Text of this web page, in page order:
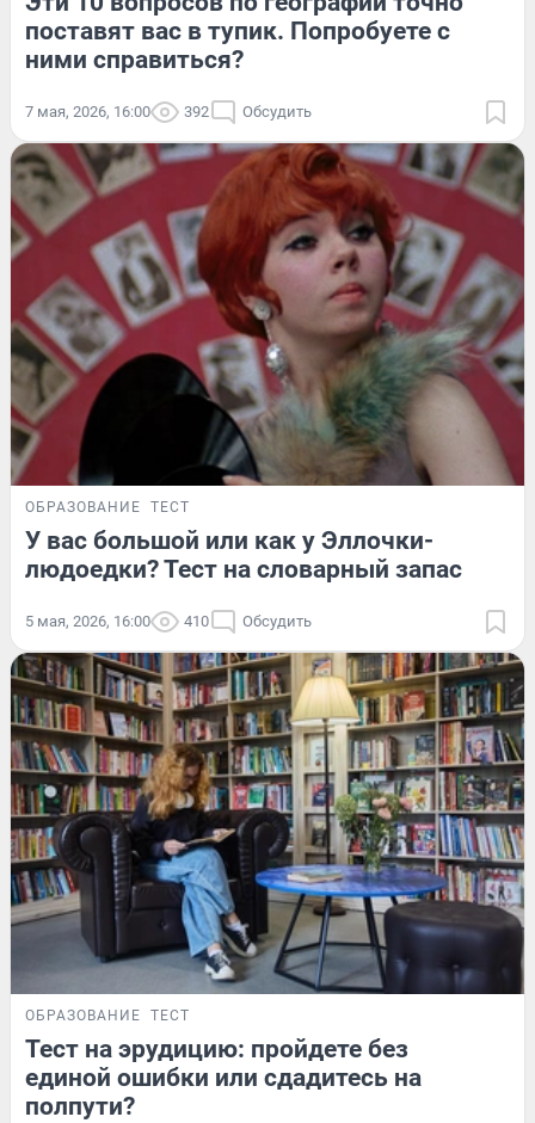
поставят вас в тупик. Попробуете с
ними справиться?
7 мая, 2026, 16:00 392 Обсудить
ОБРАЗОВАНИЕ ТЕСТ
У вас большой или как у Эллочки-
людоедки? Тест на словарный запас
5 мая, 2026, 16:00 410 Обсудить
ОБРАЗОВАНИЕ ТЕСТ
Тест на эрудицию: пройдете без
единой ошибки или сдадитесь на
полпути?